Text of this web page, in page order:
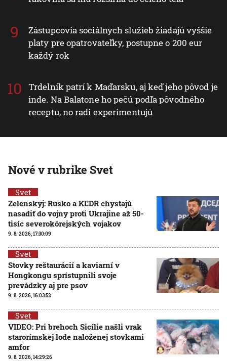
Zástupcovia sociálnych služieb žiadajú vyššie
platy pre opatrovateľky, postupne o 200 eur
každý rok
Trdelník patrí k Maďarsku, aj keď jeho pôvod je
inde. Na Balatone ho pečú podľa pôvodného
receptu, no radi experimentujú
Nové v rubrike Svet
Svet
Zelenskyj: Rusko a KĽDR chystajú
nasadiť do vojny proti Ukrajine až 50-
tisíc severokórejských vojakov
9. 8. 2026, 17:30:09
Svet
Stovky reštaurácií a kaviarní v
Hongkongu sprístupnili svoje
prevádzky aj pre psov
9. 8. 2026, 16:03:52
Svet
VIDEO: Pri brehoch Sicílie našli vrak
starorímskej lode naloženej stovkami
amfor
9. 8. 2026, 14:29:26